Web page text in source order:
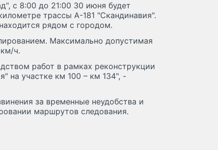
с 8:00 до 21:00 30 июня будет
трассы А-181 "Скандинавия".
рядом с городом.
Максимально допустимая
ч.
работ в рамках реконструкции
на участке км 100 – км 134", -
за временные неудобства и
маршрутов следования.